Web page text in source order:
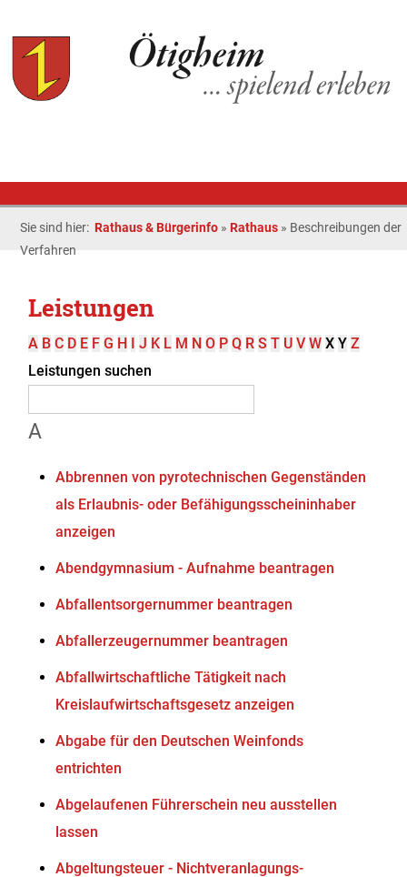
Sie sind hier: Rathaus & Bürgerinfo » Rathaus » Beschreibungen der
Verfahren
Leistungen
A B C D E F G H I J K L M N O P Q R S T U V W X Y Z
Leistungen suchen
A
Abbrennen von pyrotechnischen Gegenständen
als Erlaubnis- oder Befähigungsscheininhaber
anzeigen
Abendgymnasium - Aufnahme beantragen
Abfallentsorgernummer beantragen
Abfallerzeugernummer beantragen
Abfallwirtschaftliche Tätigkeit nach
Kreislaufwirtschaftsgesetz anzeigen
Abgabe für den Deutschen Weinfonds
entrichten
Abgelaufenen Führerschein neu ausstellen
lassen
Abgeltungsteuer - Nichtveranlagungs-